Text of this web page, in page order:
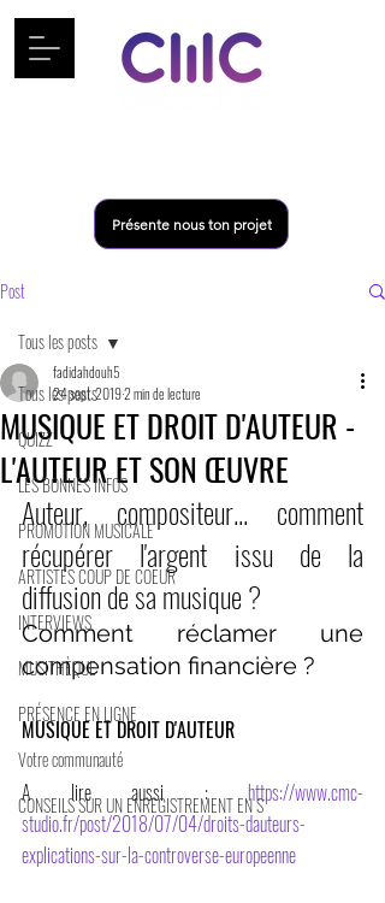
Présente nous ton projet
Post
Tous les posts
QUIZZ
LES BONNES INFOS
PROMOTION MUSICALE
ARTISTES COUP DE COEUR
INTERVIEWS
MUSITHÈQUE
PRÉSENCE EN LIGNE
Votre communauté
CONSEILS SUR UN ENREGISTREMENT EN S
Tous les posts
MUSIQUE ET DROIT D'AUTEUR -
L'AUTEUR ET SON ŒUVRE
fadidahdouh5
24 sept. 20192 min de lecture
Auteur, compositeur... comment
récupérer l'argent issu de la
diffusion de sa musique ?
Comment réclamer une
compensation financière ?
MUSIQUE ET DROIT D'AUTEUR
A lire aussi : https://www.cmc-
studio.fr/post/2018/07/04/droits-dauteurs-
explications-sur-la-controverse-europeenne